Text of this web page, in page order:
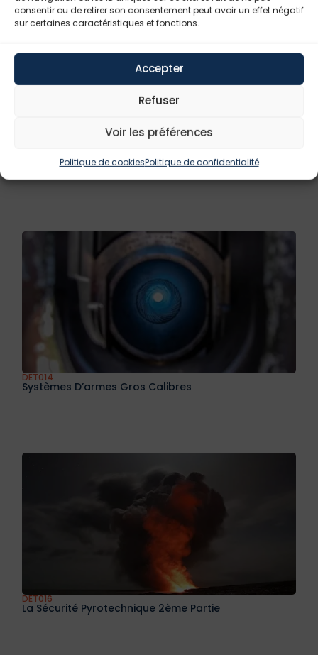
consentir ou de retirer son consentement peut avoir un effet négatif
sur certaines caractéristiques et fonctions.
Accepter
Refuser
Voir les préférences
Politique de cookiesPolitique de confidentialité
Munitions Et Projectiles Guidés
DET014
Systèmes D’armes Gros Calibres
DET016
La Sécurité Pyrotechnique 2ème Partie